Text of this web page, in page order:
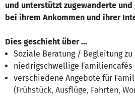
und unterstützt zugewanderte
bei ihrem Ankommen und ihrer
Dies geschieht über ...
Soziale Beratung / Begleitung
niedrigschwellige Familiencafés
verschiedene Angebote für
(Frühstück, Ausflüge, Fahrten,